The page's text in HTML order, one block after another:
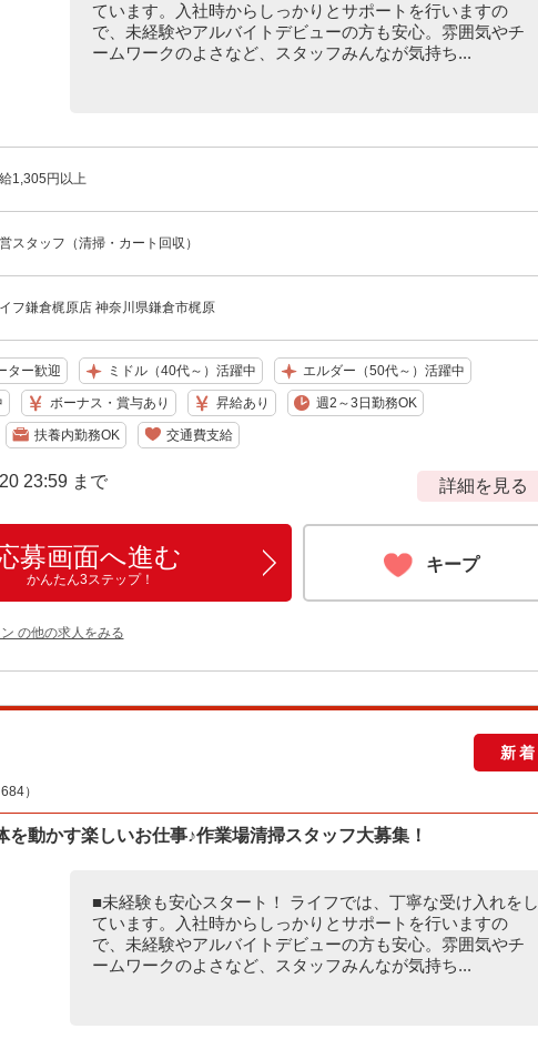
ています。入社時からしっかりとサポートを行いますの
で、未経験やアルバイトデビューの方も安心。雰囲気やチ
ームワークのよさなど、スタッフみんなが気持ち...
1,305円以上
スタッフ（清掃・カート回収）
フ鎌倉梶原店 神奈川県鎌倉市梶原
ター歓迎 ミドル（40代～）活躍中 エルダー（50代～）活躍中
ボーナス・賞与あり 昇給あり 週2～3日勤務OK
扶養内勤務OK 交通費支給
23:59 まで 詳細を見る
募画面へ進む
かんたん3ステップ！
キープ
の他の求人をみる
新着
）
を動かす楽しいお仕事♪作業場清掃スタッフ大募集！
■未経験も安心スタート！ ライフでは、丁寧な受け入れをし
ています。入社時からしっかりとサポートを行いますの
で、未経験やアルバイトデビューの方も安心。雰囲気やチ
ームワークのよさなど、スタッフみんなが気持ち...